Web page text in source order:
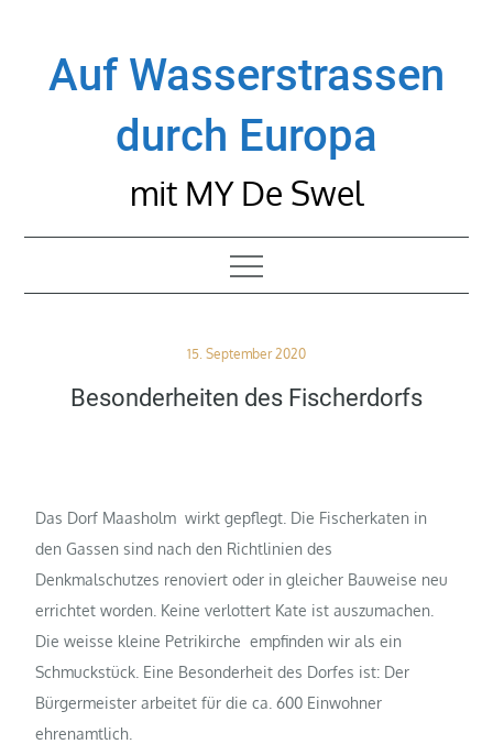
contentAuf Wasserstrassen
durch Europa
mit MY De Swel
Posted
15. September 2020
Besonderheiten des Fischerdorfs
Das Dorf Maasholm wirkt gepflegt. Die Fischerkaten in
den Gassen sind nach den Richtlinien des
Denkmalschutzes renoviert oder in gleicher Bauweise neu
errichtet worden. Keine verlottert Kate ist auszumachen.
Die weisse kleine Petrikirche empfinden wir als ein
Schmuckstück. Eine Besonderheit des Dorfes ist: Der
Bürgermeister arbeitet für die ca. 600 Einwohner
ehrenamtlich.